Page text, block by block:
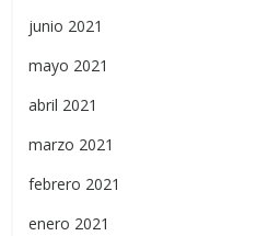
junio 2021
mayo 2021
abril 2021
marzo 2021
febrero 2021
enero 2021